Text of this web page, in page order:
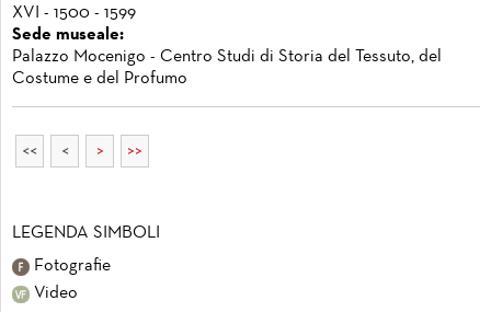
XVI - 1500 - 1599
Sede museale:
Palazzo Mocenigo - Centro Studi di Storia del Tessuto, del
Costume e del Profumo
<< < > >>
LEGENDA SIMBOLI
Fotografie
Video